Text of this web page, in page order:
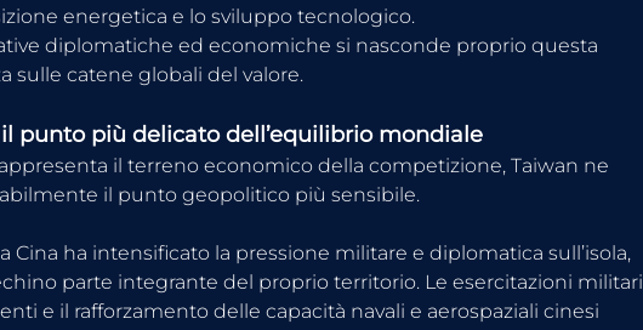
energetica e lo sviluppo tecnologico.
diplomatiche ed economiche si nasconde proprio questa
sulle catene globali del valore.
il punto più delicato dell’equilibrio mondiale
il terreno economico della competizione, Taiwan ne
il punto geopolitico più sensibile.
Cina ha intensificato la pressione militare e diplomatica sull’isola,
parte integrante del proprio territorio. Le esercitazioni militari
e il rafforzamento delle capacità navali e aerospaziali cinesi